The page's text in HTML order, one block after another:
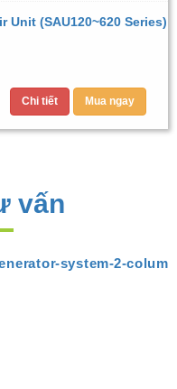
Unit (SAU120~620 Series)
Chi tiết Mua ngay
vấn